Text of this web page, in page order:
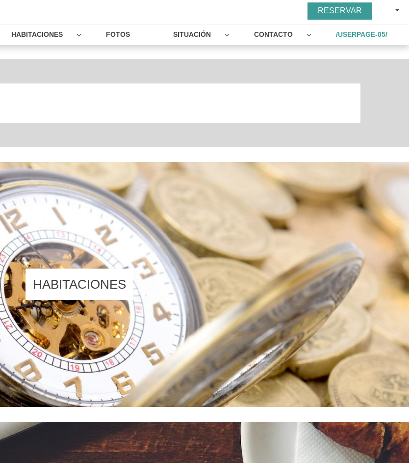
RESERVAR
HABITACIONES FOTOS SITUACIÓN CONTACTO /USERPAGE-05/
HABITACIONES